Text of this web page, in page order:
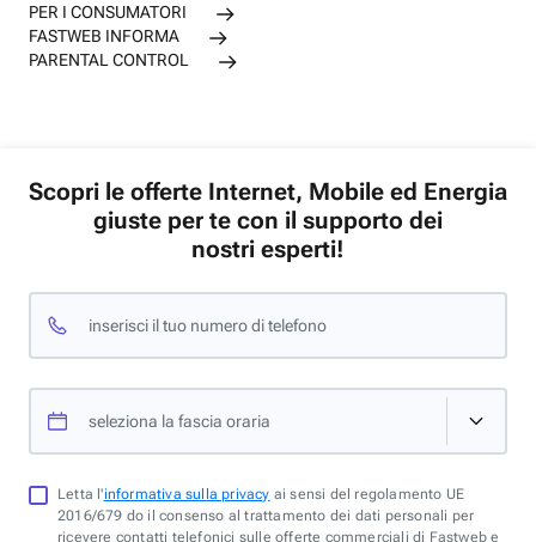
PER I CONSUMATORI
FASTWEB INFORMA
PARENTAL CONTROL
Scopri le offerte Internet, Mobile ed Energia
giuste per te con il supporto dei
nostri esperti!
inserisci il tuo numero di telefono
seleziona la fascia oraria
Letta l'informativa sulla privacy ai sensi del regolamento UE
2016/679 do il consenso al trattamento dei dati personali per
ricevere contatti telefonici sulle offerte commerciali di Fastweb e